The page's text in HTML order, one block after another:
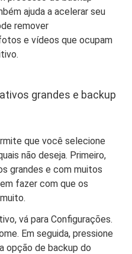
ajuda a acelerar seu
remover
e vídeos que ocupam
grandes e backup
que você selecione
não deseja. Primeiro,
grandes e com muitos
fazer com que os
vá para Configurações.
Em seguida, pressione
opção de backup do